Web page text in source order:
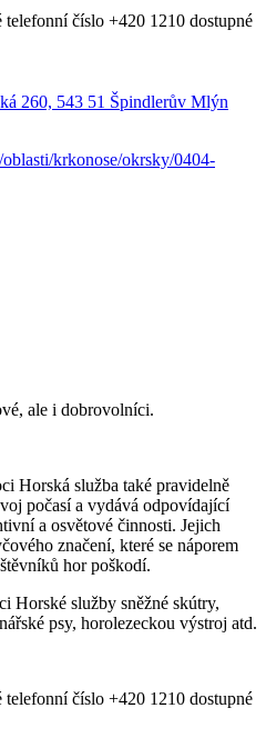
číslo +420 1210 dostupné
260, 543 51 Špindlerův Mlýn
krkonose/okrsky/0404-
ale i dobrovolníci.
Horská služba také pravidelně
počasí a vydává odpovídající
a osvětové činnosti. Jejich
značení, které se náporem
hor poškodí.
Horské služby sněžné skútry,
psy, horolezeckou výstroj atd.
číslo +420 1210 dostupné